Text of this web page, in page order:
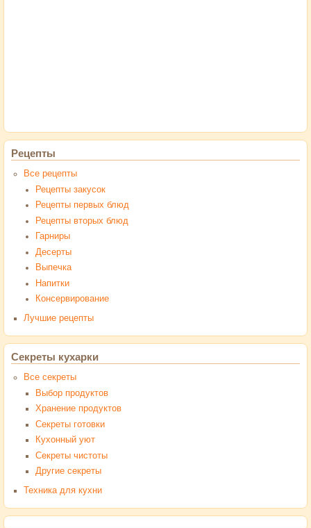
Рецепты
Все рецепты
Рецепты закусок
Рецепты первых блюд
Рецепты вторых блюд
Гарниры
Десерты
Выпечка
Напитки
Консервирование
Лучшие рецепты
Секреты кухарки
Все секреты
Выбор продуктов
Хранение продуктов
Секреты готовки
Кухонный уют
Секреты чистоты
Другие секреты
Техника для кухни